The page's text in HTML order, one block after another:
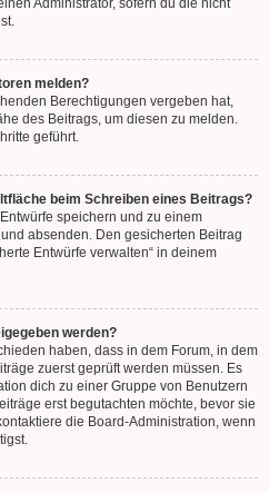
Administrator, sofern du die nicht
melden?
Berechtigungen vergeben hat,
des Beitrags, um diesen zu melden.
geführt.
beim Schreiben eines Beitrags?
speichern und zu einem
absenden. Den gesicherten Beitrag
Entwürfe verwalten“ in deinem
werden?
haben, dass in dem Forum, in dem
zuerst geprüft werden müssen. Es
dich zu einer Gruppe von Benutzern
erst begutachten möchte, bevor sie
die Board-Administration, wenn